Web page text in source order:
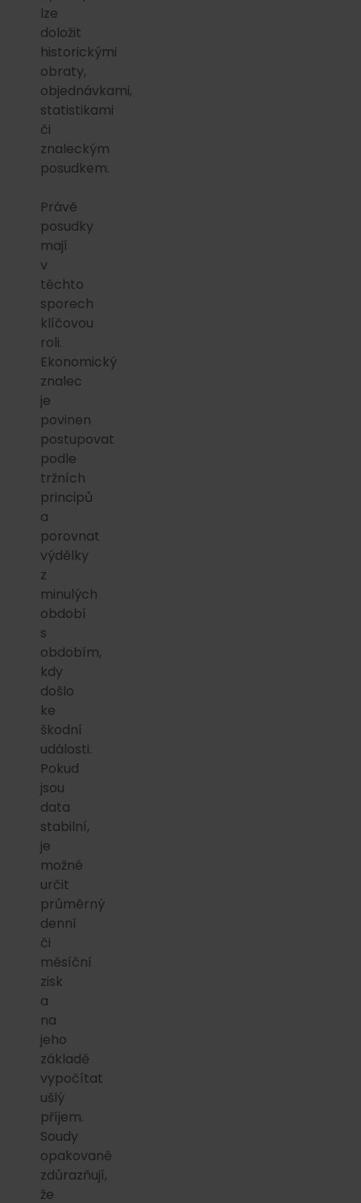
lze
doložit
historickými
obraty,
objednávkami,
statistikami
či
znaleckým
posudkem.
Právě
posudky
mají
v
těchto
sporech
klíčovou
roli.
Ekonomický
znalec
je
povinen
postupovat
podle
tržních
principů
a
porovnat
výdělky
z
minulých
období
s
obdobím,
kdy
došlo
ke
škodní
události.
Pokud
jsou
data
stabilní,
je
možné
určit
průměrný
denní
či
měsíční
zisk
a
na
jeho
základě
vypočítat
ušlý
příjem.
Soudy
opakovaně
zdůrazňují,
že